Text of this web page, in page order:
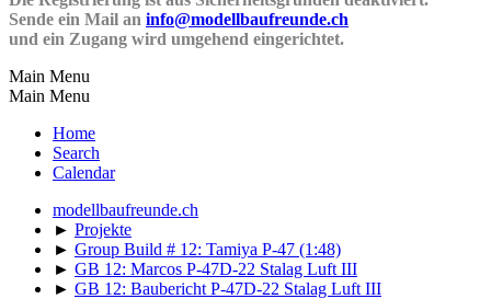
Sende ein Mail an info@modellbaufreunde.ch
und ein Zugang wird umgehend eingerichtet.
Main Menu
Main Menu
Home
Search
Calendar
modellbaufreunde.ch
► Projekte
► Group Build # 12: Tamiya P-47 (1:48)
► GB 12: Marcos P-47D-22 Stalag Luft III
► GB 12: Baubericht P-47D-22 Stalag Luft III